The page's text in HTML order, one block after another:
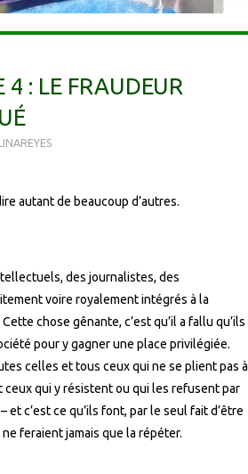
4 : LE FRAUDEUR
autant de beaucoup d’autres.
des journalistes, des
voire royalement intégrés à la
chose gênante, c’est qu’il a fallu qu’ils
pour y gagner une place privilégiée.
celles et tous ceux qui ne se plient pas à
ceux qui y résistent ou qui les refusent par
c’est ce qu’ils font, par le seul fait d’être
feraient jamais que la répéter.